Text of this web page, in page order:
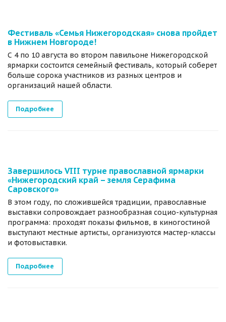
Фестиваль «Семья Нижегородская» снова пройдет
в Нижнем Новгороде!
С 4 по 10 августа во втором павильоне Нижегородской
ярмарки состоится семейный фестиваль, который соберет
больше сорока участников из разных центров и
организаций нашей области.
Подробнее
Завершилось VIII турне православной ярмарки
«Нижегородский край – земля Серафима
Саровского»
В этом году, по сложившейся традиции, православные
выставки сопровождает разнообразная социо-культурная
программа: проходят показы фильмов, в киногостиной
выступают местные артисты, организуются мастер-классы
и фотовыставки.
Подробнее